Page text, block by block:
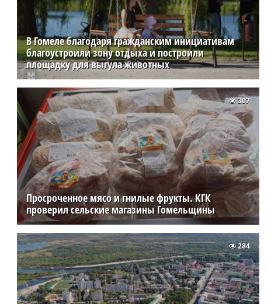
В Гомеле благодаря гражданским инициативам
благоустроили зону отдыха и построили
площадку для выгула животных
Просроченное мясо и гнилые фрукты. КГК
проверил сельские магазины Гомельщины
307
284